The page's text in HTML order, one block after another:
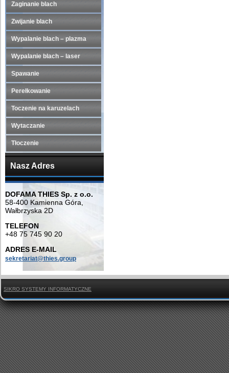
Zaginanie blach
Zwijanie blach
Wypalanie blach – plazma
Wypalanie blach – laser
Spawanie
Perełkowanie
Toczenie na karuzelach
Wytaczanie
Tłoczenie
Nasz Adres
DOFAMA THIES Sp. z o.o.
58-400 Kamienna Góra,
Wałbrzyska 2D
TELEFON
+48 75 745 90 20
ADRES E-MAIL
sekretariat@thies.group
SIKRO SYSTEMY INFORMATYCZNE